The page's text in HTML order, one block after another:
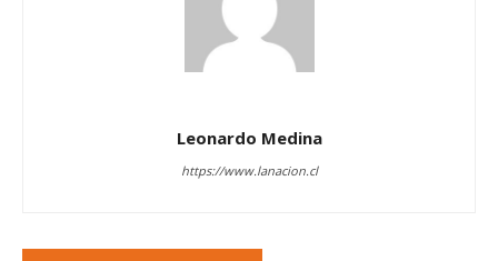
Leonardo Medina
https://www.lanacion.cl